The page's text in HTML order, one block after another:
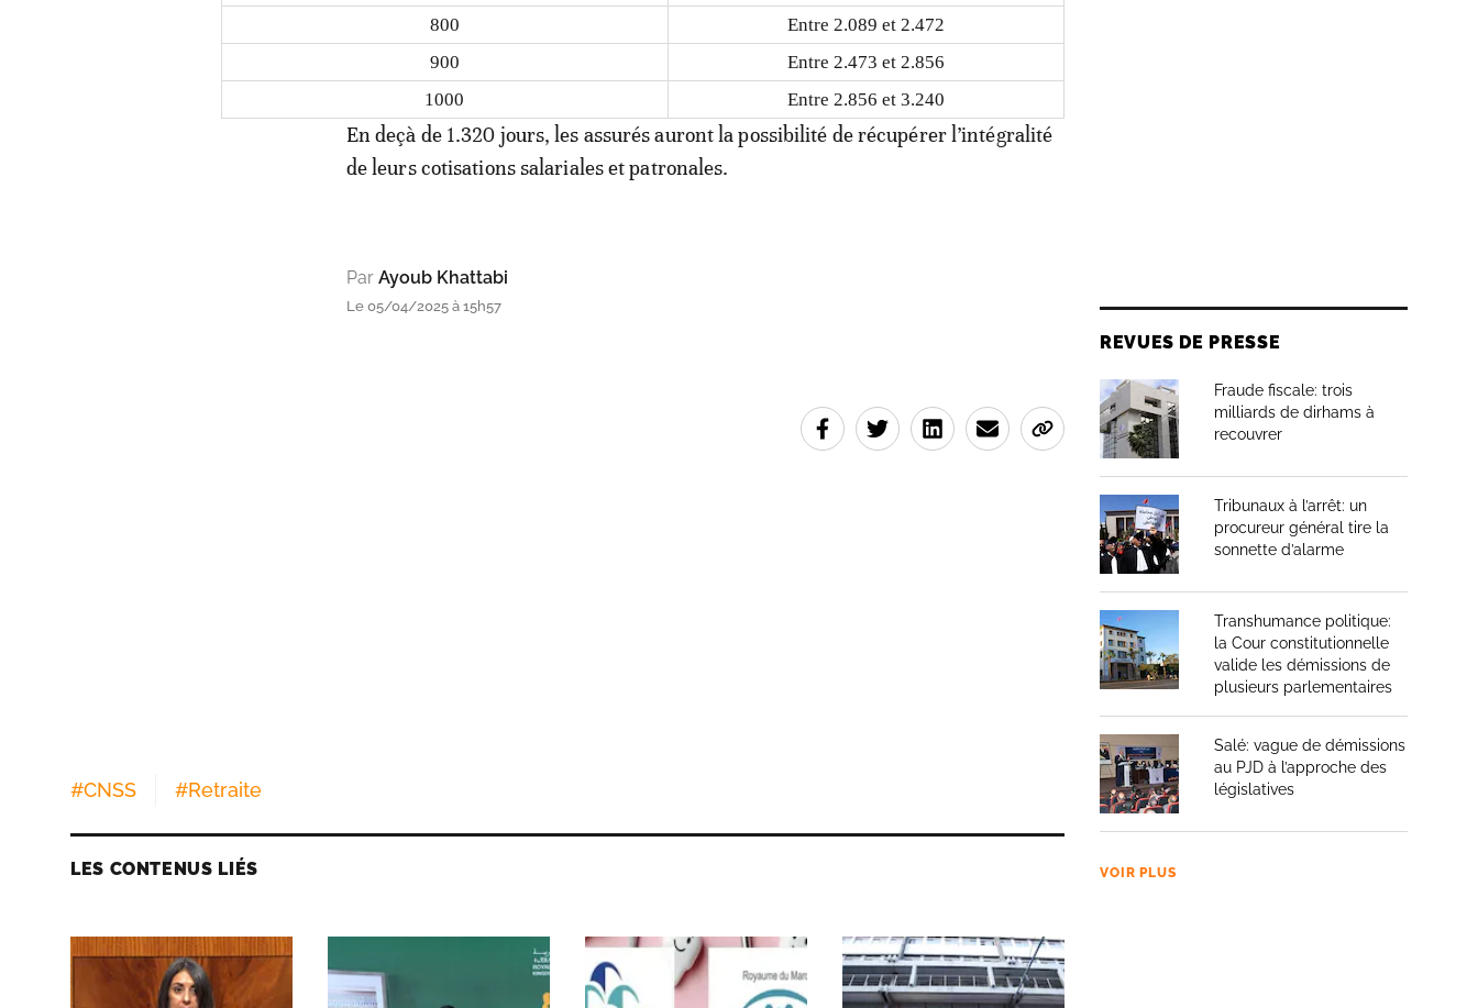
800
Entre 2.089 et 2.472
900
Entre 2.473 et 2.856
1000
Entre 2.856 et 3.240
En deçà de 1.320 jours, les assurés auront la possibilité de récupérer l’intégralité
de leurs cotisations salariales et patronales.
Par Ayoub Khattabi
Le 05/04/2025 à 15h57
#CNSS #Retraite
LES CONTENUS LIÉS
REVUES DE PRESSE
Fraude fiscale: trois
milliards de dirhams à
recouvrer
Tribunaux à l’arrêt: un
procureur général tire la
sonnette d’alarme
Transhumance politique:
la Cour constitutionnelle
valide les démissions de
plusieurs parlementaires
Salé: vague de démissions
au PJD à l’approche des
législatives
VOIR PLUS